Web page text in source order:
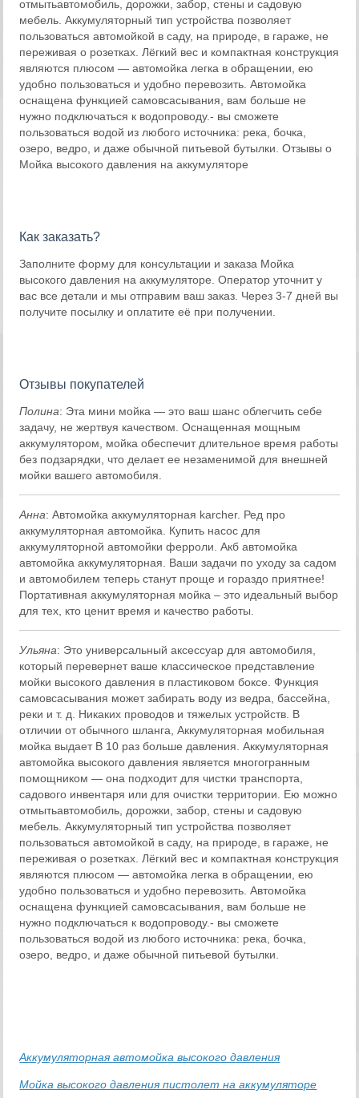
отмытьавтомобиль, дорожки, забор, стены и садовую
мебель. Аккумуляторный тип устройства позволяет
пользоваться автомойкой в саду, на природе, в гараже, не
переживая о розетках. Лёгкий вес и компактная конструкция
являются плюсом — автомойка легка в обращении, ею
удобно пользоваться и удобно перевозить. Автомойка
оснащена функцией самовсасывания, вам больше не
нужно подключаться к водопроводу.- вы сможете
пользоваться водой из любого источника: река, бочка,
озеро, ведро, и даже обычной питьевой бутылки. Отзывы о
Мойка высокого давления на аккумуляторе
Как заказать?
Заполните форму для консультации и заказа Мойка
высокого давления на аккумуляторе. Оператор уточнит у
вас все детали и мы отправим ваш заказ. Через 3-7 дней вы
получите посылку и оплатите её при получении.
Отзывы покупателей
Полина: Эта мини мойка — это ваш шанс облегчить себе
задачу, не жертвуя качеством. Оснащенная мощным
аккумулятором, мойка обеспечит длительное время работы
без подзарядки, что делает ее незаменимой для внешней
мойки вашего автомобиля.
Анна: Автомойка аккумуляторная karcher. Ред про
аккумуляторная автомойка. Купить насос для
аккумуляторной автомойки ферроли. Акб автомойка
автомойка аккумуляторная. Ваши задачи по уходу за садом
и автомобилем теперь станут проще и гораздо приятнее!
Портативная аккумуляторная мойка – это идеальный выбор
для тех, кто ценит время и качество работы.
Ульяна: Это универсальный аксессуар для автомобиля,
который перевернет ваше классическое представление
мойки высокого давления в пластиковом боксе. Функция
самовсасывания может забирать воду из ведра, бассейна,
реки и т. д. Никаких проводов и тяжелых устройств. В
отличии от обычного шланга, Аккумуляторная мобильная
мойка выдает В 10 раз больше давления. Аккумуляторная
автомойка высокого давления является многогранным
помощником — она подходит для чистки транспорта,
садового инвентаря или для очистки территории. Ею можно
отмытьавтомобиль, дорожки, забор, стены и садовую
мебель. Аккумуляторный тип устройства позволяет
пользоваться автомойкой в саду, на природе, в гараже, не
переживая о розетках. Лёгкий вес и компактная конструкция
являются плюсом — автомойка легка в обращении, ею
удобно пользоваться и удобно перевозить. Автомойка
оснащена функцией самовсасывания, вам больше не
нужно подключаться к водопроводу.- вы сможете
пользоваться водой из любого источника: река, бочка,
озеро, ведро, и даже обычной питьевой бутылки.
Аккумуляторная автомойка высокого давления
Мойка высокого давления пистолет на аккумуляторе